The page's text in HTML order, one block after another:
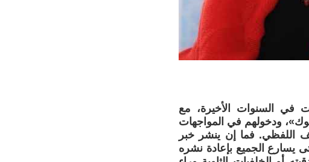
في السنوات الأخيرة، مع
ودخولهم في المواجهات
اللفظي. فما إن ينشر خبر
يسارع الجميع بإعادة نشره